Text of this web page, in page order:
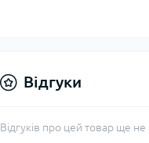
Відгуки
Відгуків про цей товар ще не